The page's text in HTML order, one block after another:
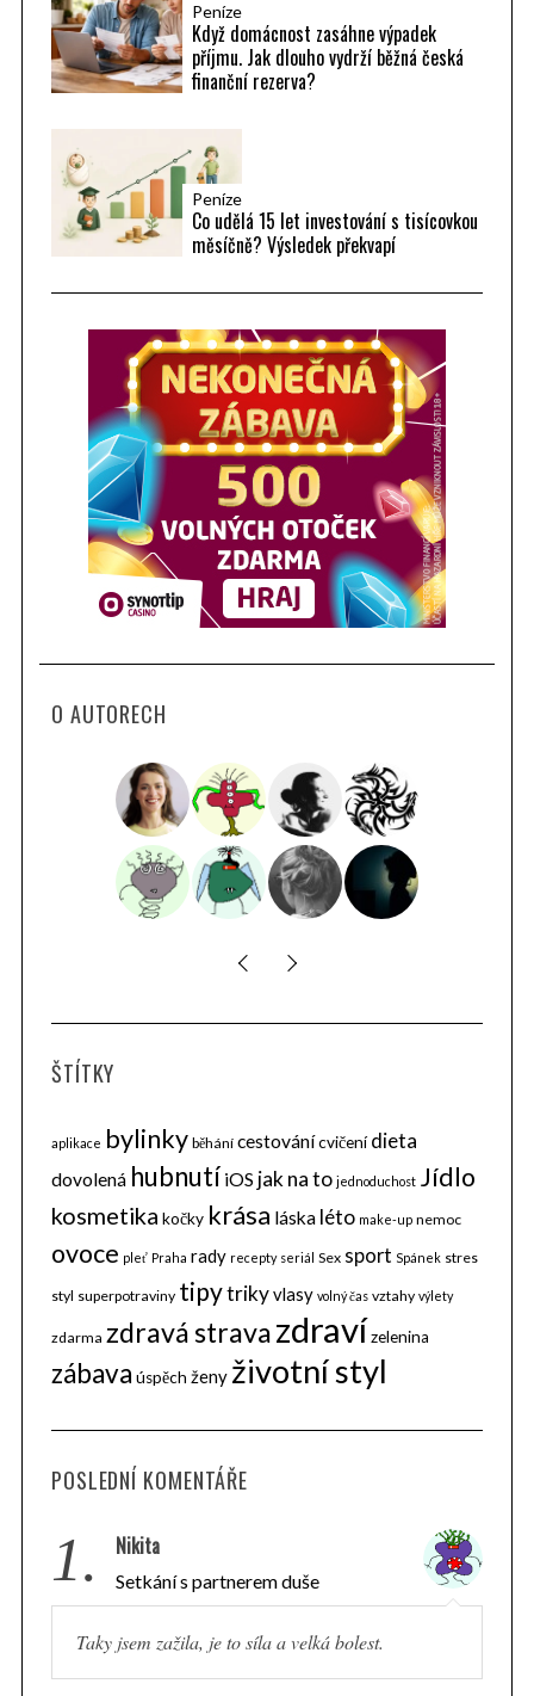
Peníze
Když domácnost zasáhne výpadek
příjmu. Jak dlouho vydrží běžná česká
finanční rezerva?
Peníze
Co udělá 15 let investování s tisícovkou
měsíčně? Výsledek překvapí
O AUTORECH
ŠTÍTKY
aplikace bylinky běhání cestovánícvičení dieta
dovolená hubnutí iOS jak na to jednoduchost Jídlo
kosmetika kočky krása láska léto make-up nemoc
ovoce pleť Praha rady recepty seriál Sex sport Spánek stres
styl superpotraviny tipytrikyvlasy volný čas vztahy výlety
zdarma zdravá stravazdravízelenina
zábava úspěch ženy životní styl
POSLEDNÍ KOMENTÁŘE
1. Nikita
Setkání s partnerem duše
Taky jsem zažila, je to síla a velká bolest.
r
o
r
: